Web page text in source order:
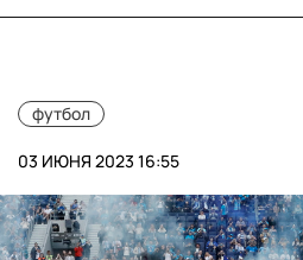
футбол
03 ИЮНЯ 2023 16:55